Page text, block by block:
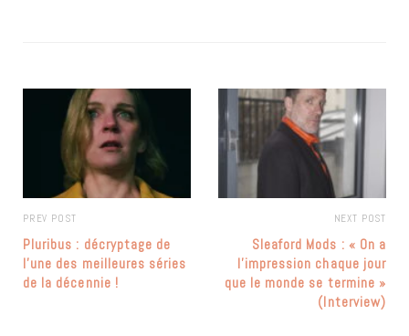
PREV POST
Pluribus : décryptage de
l’une des meilleures séries
de la décennie !
NEXT POST
Sleaford Mods : « On a
l’impression chaque jour
que le monde se termine »
(Interview)